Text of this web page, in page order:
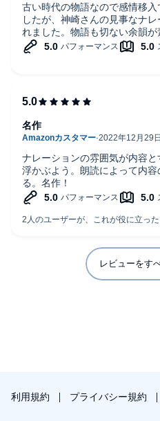
古い時代の物語なので感情移
したが、神崎さんの見事なナ
れました。物語も切ない余韻が
ナレーションの雰囲気が内容
浮かぶよう。朗読によって内
る。名作！
名作
レビューをす
利用規約 プライバシー規約